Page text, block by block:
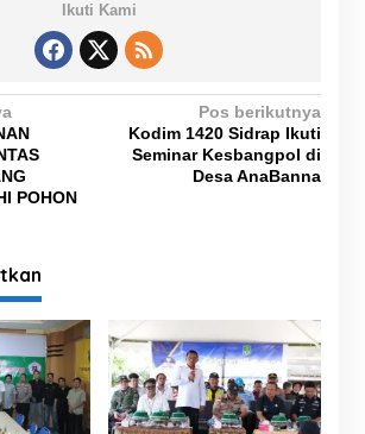
Ikuti Kami
POHON
Pos berikutnya
Kodim 1420 Sidrap Ikuti
Seminar Kesbangpol di
Desa AnaBanna